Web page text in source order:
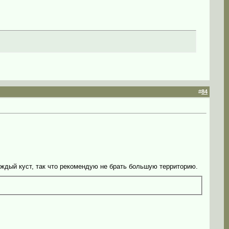
#84
куст, так что рекомендую не брать большую территорию.